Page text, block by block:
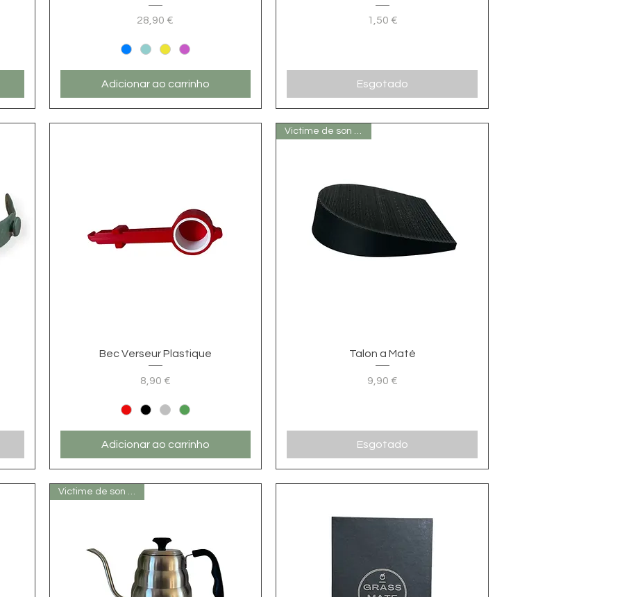
28,90 €
Adicionar ao carrinho
1,50 €
Esgotado
Visualização rápida
Bec Verseur Plastique
Preço
8,90 €
Adicionar ao carrinho
Visualização rápida
Victime de son succés
Talon a Maté
Preço
9,90 €
Esgotado
Victime de son succès